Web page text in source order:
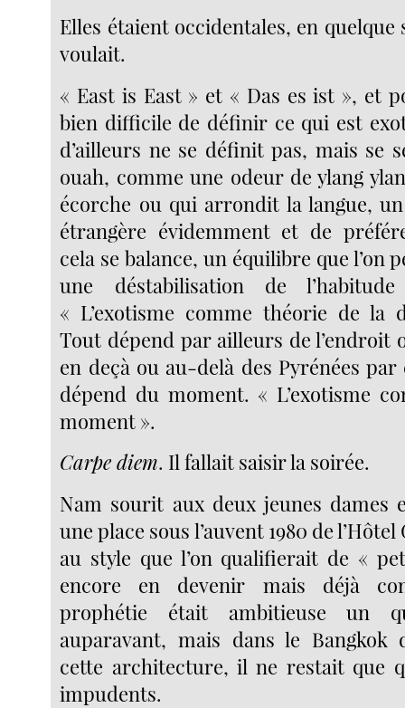
Elles étaient occidentales, en quelque
voulait.
« East is East » et « Das es ist », et
bien difficile de définir ce qui est
d’ailleurs ne se définit pas, mais se
ouah, comme une odeur de ylang
écorche ou qui arrondit la langue,
étrangère évidemment et de
cela se balance, un équilibre que l’on
une déstabilisation de
« L’exotisme comme théorie de la
Tout dépend par ailleurs de l’endroit
en deçà ou au-delà des Pyrénées
dépend du moment. « L’exotisme
moment ».
Carpe diem. Il fallait saisir la soirée.
Nam sourit aux deux jeunes
une place sous l’auvent 1980 de
au style que l’on qualifierait de «
encore en devenir mais déjà
prophétie était ambitieuse un
auparavant, mais dans le Bangkok
cette architecture, il ne restait que
impudents.